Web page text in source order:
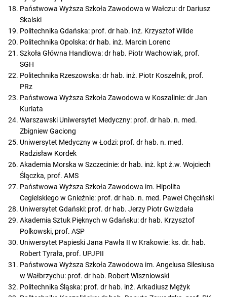
Państwowa Wyższa Szkoła Zawodowa w Wałczu: dr Dariusz
Skalski
Politechnika Gdańska: prof. dr hab. inż. Krzysztof Wilde
Politechnika Opolska: dr hab. inż. Marcin Lorenc
Szkoła Główna Handlowa: dr hab. Piotr Wachowiak, prof.
SGH
Politechnika Rzeszowska: dr hab. inż. Piotr Koszelnik, prof.
PRz
Państwowa Wyższa Szkoła Zawodowa w Koszalinie: dr Jan
Kuriata
Warszawski Uniwersytet Medyczny: prof. dr hab. n. med.
Zbigniew Gaciong
Uniwersytet Medyczny w Łodzi: prof. dr hab. n. med.
Radzisław Kordek
Akademia Morska w Szczecinie: dr hab. inż. kpt ż.w. Wojciech
Ślączka, prof. AMS
Państwowa Wyższa Szkoła Zawodowa im. Hipolita
Cegielskiego w Gnieźnie: prof. dr hab. n. med. Paweł Chęciński
Uniwersytet Gdański: prof. dr hab. Jerzy Piotr Gwizdała
Akademia Sztuk Pięknych w Gdańsku: dr hab. Krzysztof
Polkowski, prof. ASP
Uniwersytet Papieski Jana Pawła II w Krakowie: ks. dr. hab.
Robert Tyrała, prof. UPJPII
Państwowa Wyższa Szkoła Zawodowa im. Angelusa Silesiusa
w Wałbrzychu: prof. dr hab. Robert Wiszniowski
Politechnika Śląska: prof. dr hab. inż. Arkadiusz Mężyk